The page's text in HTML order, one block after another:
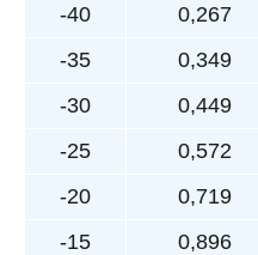
-40 0,267
-35
0,349
-30
0,449
-25
0,572
-20
0,719
-15
0,896